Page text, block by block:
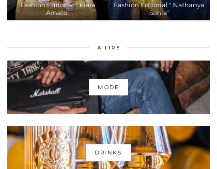
Fashion Editorial " Kiara
Amato"
Fashion Editorial " Nathanya
Sonia"
A LIRE
MODE
DRINKS